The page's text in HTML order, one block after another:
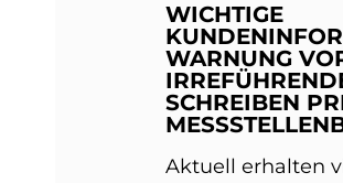
WICHTIGE
WARNUNG
SCHREIBEN
Aktuell erhalten